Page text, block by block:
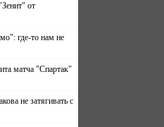
от
где-то нам не
матча "Спартак"
не затягивать с